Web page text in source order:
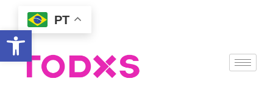
Abrir a barra de ferramentas
PT